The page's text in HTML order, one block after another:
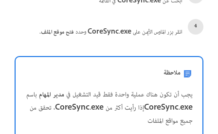
انقر بزر الماوس الأيمن علىCoreSync.exeوحددفتح موقع الملف.
ملاحظة
يجب أن تكون هناك عملية واحدة فقط قيد التشغيل فيمدير المهامباسم
CoreSync.exeإذا رأيت أكثر منCoreSync.exe، تحقق من
جميع مواقع الملفات